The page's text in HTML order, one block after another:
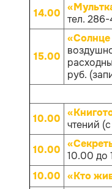
14.00 тел.
15.00
руб.
10.00 чтений
10.00 10.00 до
10.00 «Кто